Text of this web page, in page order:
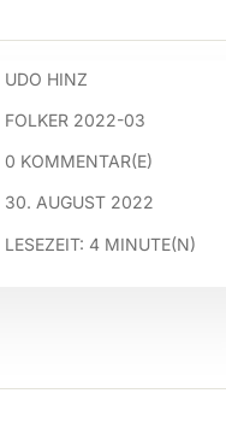
UDO HINZ
FOLKER 2022-03
0 KOMMENTAR(E)
30. AUGUST 2022
LESEZEIT: 4 MINUTE(N)